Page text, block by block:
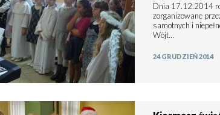
Dnia 17.12.2014
zorganizowane
samotnych i
Wójt…
24 GRUDZIEŃ 2014